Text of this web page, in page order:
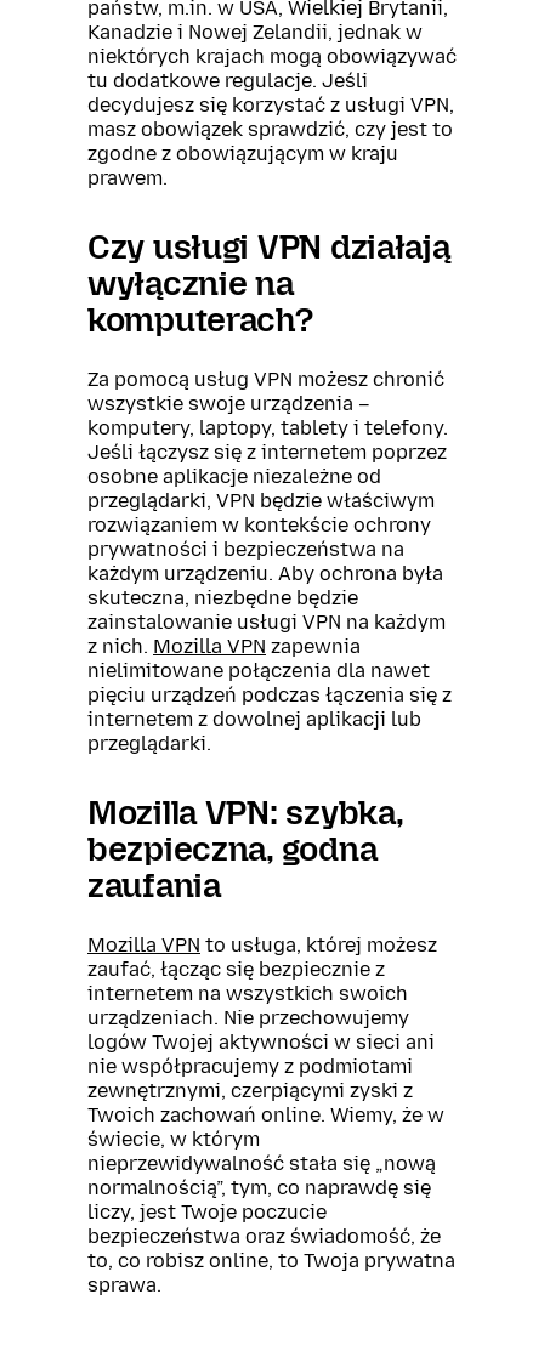
państw, m.in. w USA, Wielkiej Brytanii,
Kanadzie i Nowej Zelandii, jednak w
niektórych krajach mogą obowiązywać
tu dodatkowe regulacje. Jeśli
decydujesz się korzystać z usługi VPN,
masz obowiązek sprawdzić, czy jest to
zgodne z obowiązującym w kraju
prawem.
Czy usługi VPN działają
wyłącznie na
komputerach?
Za pomocą usług VPN możesz chronić
wszystkie swoje urządzenia –
komputery, laptopy, tablety i telefony.
Jeśli łączysz się z internetem poprzez
osobne aplikacje niezależne od
przeglądarki, VPN będzie właściwym
rozwiązaniem w kontekście ochrony
prywatności i bezpieczeństwa na
każdym urządzeniu. Aby ochrona była
skuteczna, niezbędne będzie
zainstalowanie usługi VPN na każdym
z nich. Mozilla VPN zapewnia
nielimitowane połączenia dla nawet
pięciu urządzeń podczas łączenia się z
internetem z dowolnej aplikacji lub
przeglądarki.
Mozilla VPN: szybka,
bezpieczna, godna
zaufania
Mozilla VPN to usługa, której możesz
zaufać, łącząc się bezpiecznie z
internetem na wszystkich swoich
urządzeniach. Nie przechowujemy
logów Twojej aktywności w sieci ani
nie współpracujemy z podmiotami
zewnętrznymi, czerpiącymi zyski z
Twoich zachowań online. Wiemy, że w
świecie, w którym
nieprzewidywalność stała się „nową
normalnością”, tym, co naprawdę się
liczy, jest Twoje poczucie
bezpieczeństwa oraz świadomość, że
to, co robisz online, to Twoja prywatna
sprawa.